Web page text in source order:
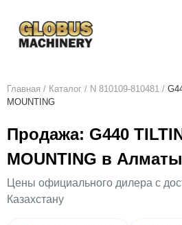
Главная / Каталог / N 810109-810481 /
MOUNTING
Продажа: G440
MOUNTING в
Цены официального дилера с
Казахстану